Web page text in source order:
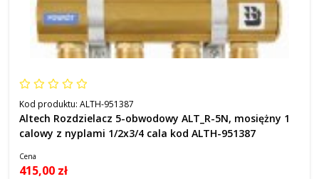
Kod produktu: ALTH-951387
Altech Rozdzielacz 5-obwodowy ALT_R-5N, mosiężny 1
calowy z nyplami 1/2x3/4 cala kod ALTH-951387
Cena
415,00 zł